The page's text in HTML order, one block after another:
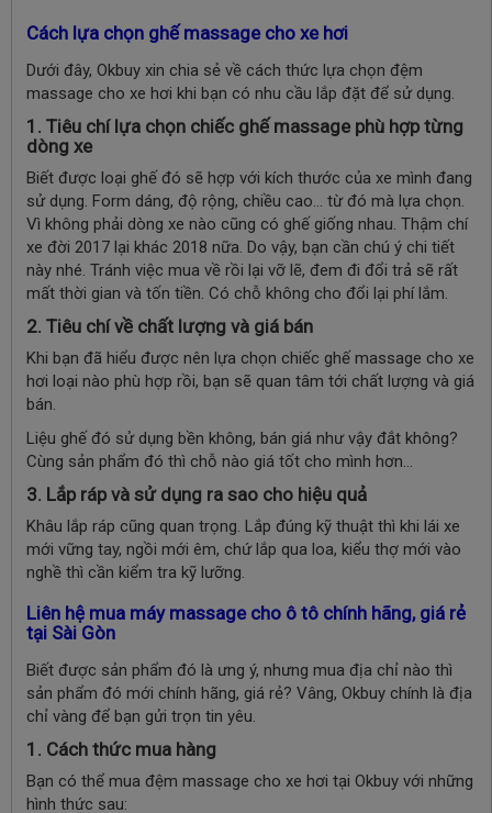
Cách lựa chọn ghế massage cho xe hơi
Dưới đây, Okbuy xin chia sẻ về cách thức lựa chọn đệm
massage cho xe hơi khi bạn có nhu cầu lắp đặt để sử dụng.
1. Tiêu chí lựa chọn chiếc ghế massage phù hợp từng
dòng xe
Biết được loại ghế đó sẽ hợp với kích thước của xe mình đang
sử dụng. Form dáng, độ rộng, chiều cao… từ đó mà lựa chọn.
Vì không phải dòng xe nào cũng có ghế giống nhau. Thậm chí
xe đời 2017 lại khác 2018 nữa. Do vậy, bạn cần chú ý chi tiết
này nhé. Tránh việc mua về rồi lại vỡ lẽ, đem đi đổi trả sẽ rất
mất thời gian và tốn tiền. Có chỗ không cho đổi lại phí lắm.
2. Tiêu chí về chất lượng và giá bán
Khi bạn đã hiểu được nên lựa chọn chiếc ghế massage cho xe
hơi loại nào phù hợp rồi, bạn sẽ quan tâm tới chất lượng và giá
bán.
Liệu ghế đó sử dụng bền không, bán giá như vậy đắt không?
Cùng sản phẩm đó thì chỗ nào giá tốt cho mình hơn…
3. Lắp ráp và sử dụng ra sao cho hiệu quả
Khâu lắp ráp cũng quan trọng. Lắp đúng kỹ thuật thì khi lái xe
mới vững tay, ngồi mới êm, chứ lắp qua loa, kiểu thợ mới vào
nghề thì cần kiểm tra kỹ lưỡng.
Liên hệ mua máy massage cho ô tô chính hãng, giá rẻ
tại Sài Gòn
Biết được sản phẩm đó là ưng ý, nhưng mua địa chỉ nào thì
sản phẩm đó mới chính hãng, giá rẻ? Vâng, Okbuy chính là địa
chỉ vàng để bạn gửi trọn tin yêu.
1. Cách thức mua hàng
Bạn có thể mua đệm massage cho xe hơi tại Okbuy với những
hình thức sau: